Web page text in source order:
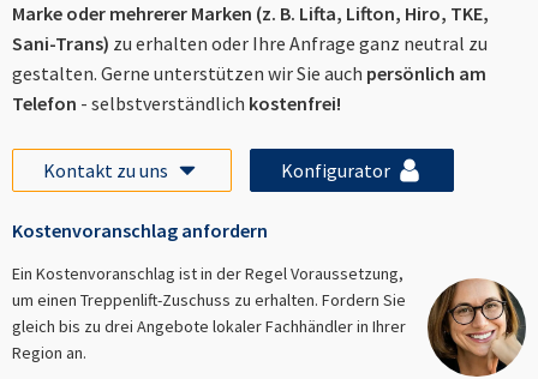
Marke oder mehrerer Marken (z. B. Lifta, Lifton, Hiro, TKE,
Sani-Trans) zu erhalten oder Ihre Anfrage ganz neutral zu
gestalten. Gerne unterstützen wir Sie auch persönlich am
Telefon - selbstverständlich kostenfrei!
Kontakt zu uns Konfigurator
Kostenvoranschlag anfordern
Ein Kostenvoranschlag ist in der Regel Voraussetzung,
um einen Treppenlift-Zuschuss zu erhalten. Fordern Sie
gleich bis zu drei Angebote lokaler Fachhändler in Ihrer
Region an.